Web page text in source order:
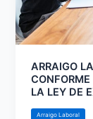
ARRAIGO
LA LEY DE
Arraigo Laboral